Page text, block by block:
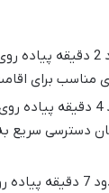
حدود 2 دقیقه
مناسب برای
حدود 4 دقیقه
دسترسی سریع
حدود 7 دقیقه